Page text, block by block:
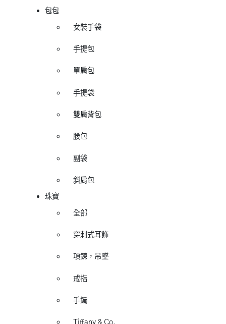
包包
女裝手袋
手提包
單肩包
手提袋
雙肩背包
腰包
副袋
斜肩包
珠寶
全部
穿刺式耳飾
項鍊，吊墜
戒指
手鐲